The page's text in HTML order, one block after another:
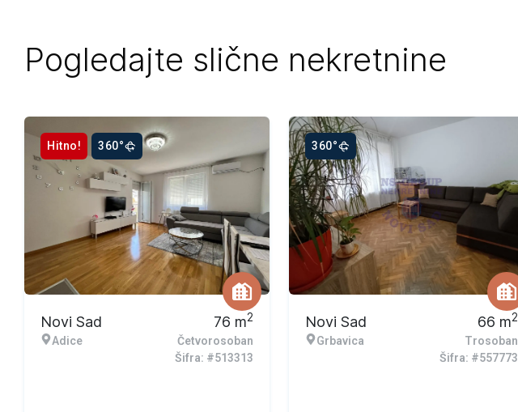
Pogledajte slične nekretnine
Hitno! 360°
Novi Sad
Adice
76 m2
Četvorosoban
Šifra: #513313
360°
Novi Sad
Grbavica
66 m2
Trosoban
Šifra: #557773